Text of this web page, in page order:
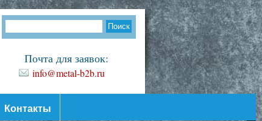
Почта для заявок:
info@metal-b2b.ru
Контакты